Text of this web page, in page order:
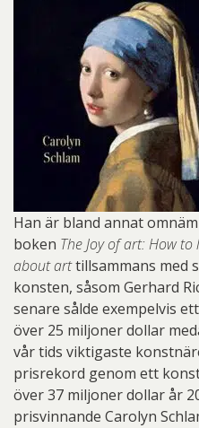
Han är bland annat
boken The Joy of art: How
about arttillsammans med
konsten, såsom Gerhard
senare sålde exempelvis
över 25 miljoner dollar
vår tids viktigaste
prisrekord genom ett
över 37 miljoner dollar år
prisvinnande Carolyn